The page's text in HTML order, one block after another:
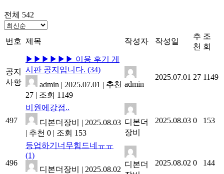
전체 542
번호 제목 작성자 작성일
추
천
조
회
공지
사항
▶▶▶▶▶▶ 이용 후기 게
시판 공지입니다. (34)
admin | 2025.07.01 | 추천
27 | 조회 1149
admin
2025.07.01 27 1149
497
비원에강점..
디본더장비 | 2025.08.03
| 추천 0 | 조회 153
디본더
장비
2025.08.03 0 153
496
등업하기너무힘드네ㅠㅠ
(1)
디본더장비 | 2025.08.02
디본더
2025.08.02 0 144